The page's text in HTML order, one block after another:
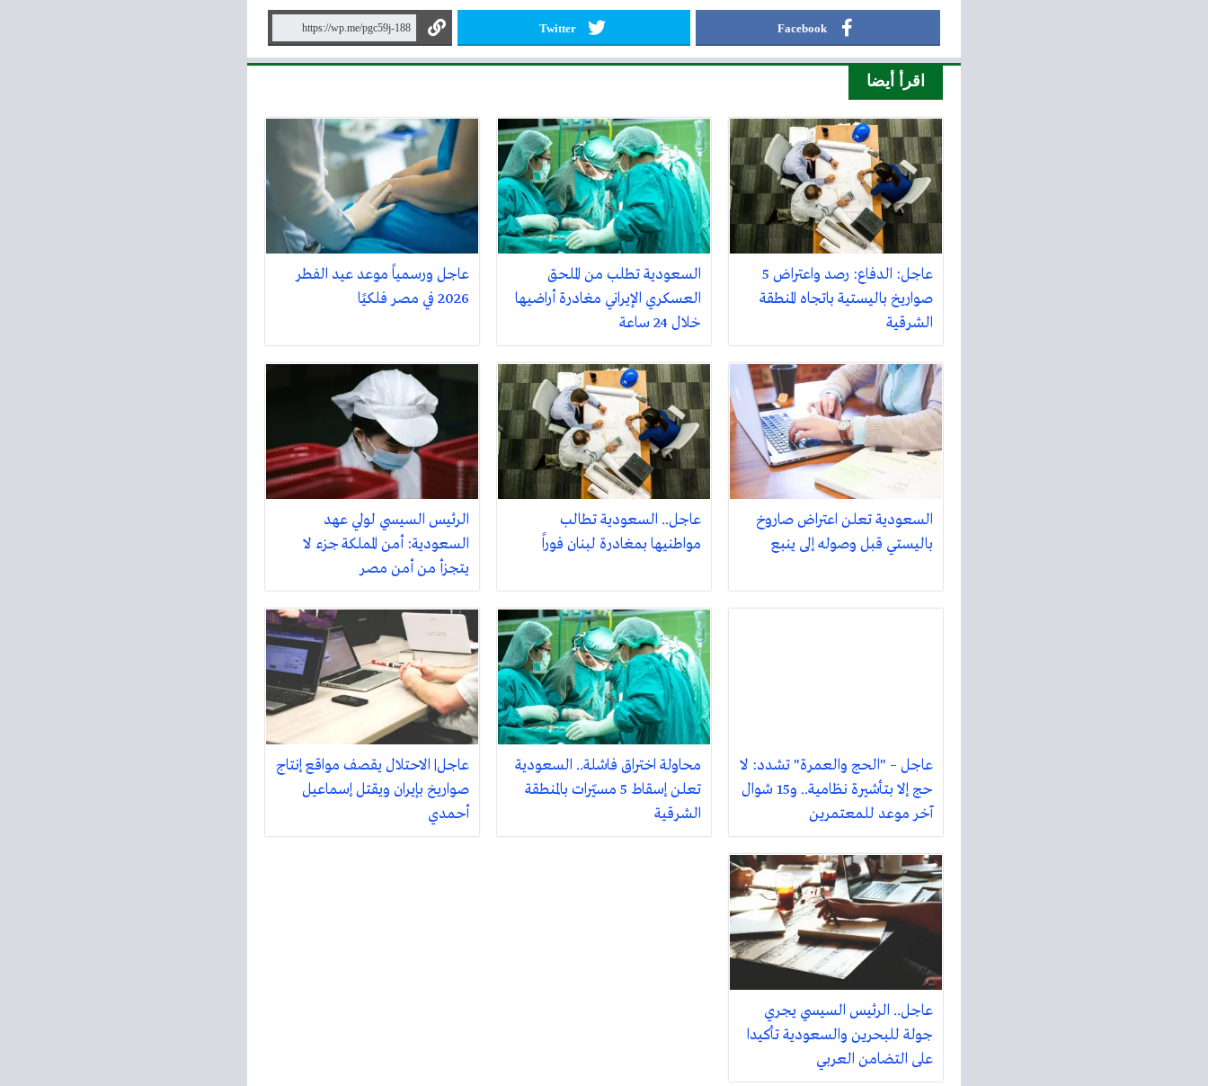
Facebook
Twitter
اقرأ أيضا
عاجل: الدفاع: رصد واعتراض 5
صواريخ باليستية باتجاه المنطقة
الشرقية
السعودية تطلب من الملحق
العسكري الإيراني مغادرة أراضيها
خلال 24 ساعة
عاجل ورسمياً موعد عيد الفطر
2026 في مصر فلكيًا
السعودية تعلن اعتراض صاروخ
باليستي قبل وصوله إلى ينبع
عاجل.. السعودية تطالب
مواطنيها بمغادرة لبنان فوراً
الرئيس السيسي لولي عهد
السعودية: أمن المملكة جزء لا
يتجزأ من أمن مصر
عاجل – "الحج والعمرة" تشدد: لا
حج إلا بتأشيرة نظامية.. و15 شوال
آخر موعد للمعتمرين
محاولة اختراق فاشلة.. السعودية
تعلن إسقاط 5 مسيّرات بالمنطقة
الشرقية
عاجل| الاحتلال يقصف مواقع إنتاج
صواريخ بإيران ويقتل إسماعيل
أحمدي
عاجل.. الرئيس السيسي يجري
جولة للبحرين والسعودية تأكيدا
على التضامن العربي